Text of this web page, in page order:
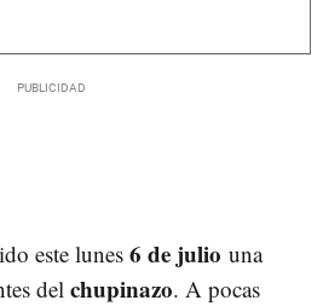
este lunes6 de julio una
del chupinazo. A pocas